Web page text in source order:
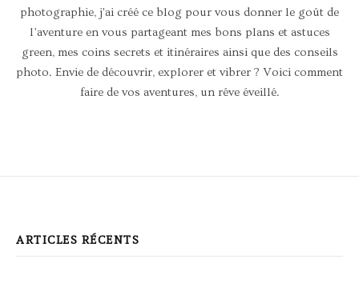
photographie, j'ai créé ce blog pour vous donner le goût de
l’aventure en vous partageant mes bons plans et astuces
green, mes coins secrets et itinéraires ainsi que des conseils
photo. Envie de découvrir, explorer et vibrer ? Voici comment
faire de vos aventures, un rêve éveillé.
ARTICLES RÉCENTS